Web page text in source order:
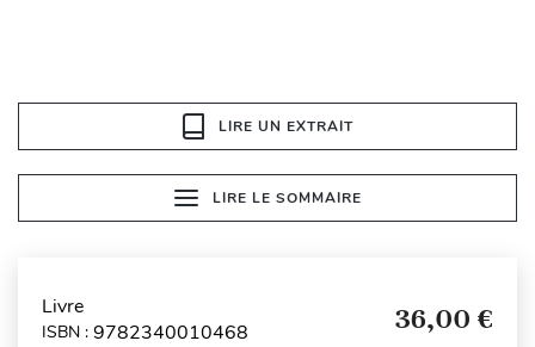
LIRE UN EXTRAIT
LIRE LE SOMMAIRE
Livre
ISBN : 9782340010468 36,00 €